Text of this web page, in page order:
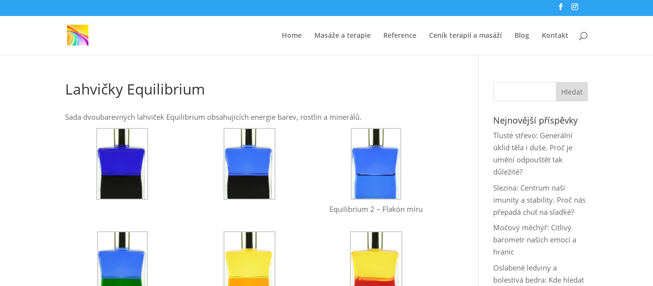
Home Masáže a terapie Reference Ceník terapií a masáží Blog Kontakt
Lahvičky Equilibrium
Sada dvoubarevných lahviček Equilibrium obsahujících energie barev, rostlin a minerálů.
Equilibrium 2 – Flakón míru
Nejnovější příspěvky
Tlusté střevo: Generální
úklid těla i duše. Proč je
umění odpouštět tak
důležité?
Slezina: Centrum naší
imunity a stability. Proč nás
přepadá chuť na sladké?
Močový měchýř: Citlivý
barometr našich emocí a
hranic
Oslabené ledviny a
bolestivá bedra: Kde hledat